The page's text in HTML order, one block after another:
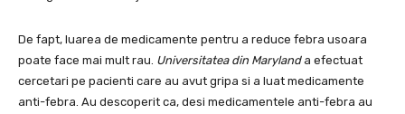
De fapt, luarea de medicamente pentru a reduce febra usoara
poate face mai mult rau. Universitatea din Marylanda efectuat
cercetari pe pacienti care au avut gripa si a luat medicamente
anti-febra. Au descoperit ca, desi medicamentele anti-febra au